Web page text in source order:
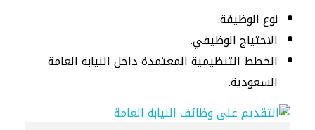
نوع الوظيفة.
الاحتياج الوظيفي.
الخطط التنظيمية المعتمدة داخل النيابة العامة
السعودية.